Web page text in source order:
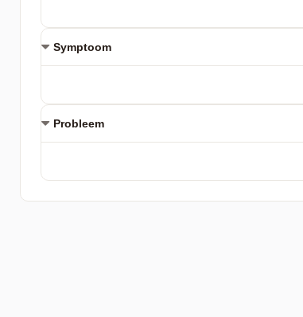
Symptoom
Probleem